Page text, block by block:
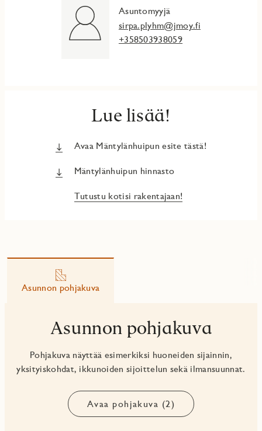
Asuntomyyjä
sirpa.plyhm@jmoy.fi
+358503938059
Lue lisää!
Avaa Mäntylänhuipun esite tästä!
Mäntylänhuipun hinnasto
Tutustu kotisi rakentajaan!
Asunnon pohjakuva
Asunnon pohjakuva
Pohjakuva näyttää esimerkiksi huoneiden sijainnin,
yksityiskohdat, ikkunoiden sijoittelun sekä ilmansuunnat.
Avaa pohjakuva (2)